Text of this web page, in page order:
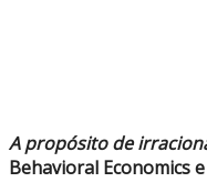
A propósito de
Behavioral Economics